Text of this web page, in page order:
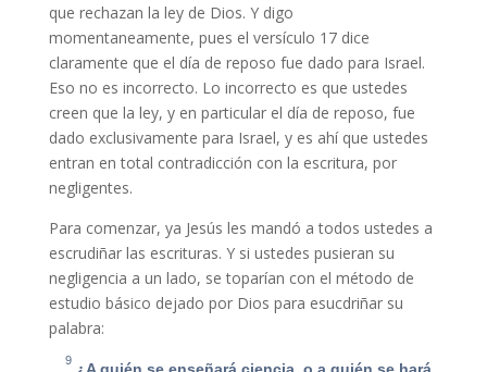
que rechazan la ley de Dios. Y digo
momentaneamente, pues el versículo 17 dice
claramente que el día de reposo fue dado para Israel.
Eso no es incorrecto. Lo incorrecto es que ustedes
creen que la ley, y en particular el día de reposo, fue
dado exclusivamente para Israel, y es ahí que ustedes
entran en total contradicción con la escritura, por
negligentes.
Para comenzar, ya Jesús les mandó a todos ustedes a
escrudiñar las escrituras. Y si ustedes pusieran su
negligencia a un lado, se toparían con el método de
estudio básico dejado por Dios para esucdriñar su
palabra:
9 ¿A quién se enseñará ciencia, o a quién se hará